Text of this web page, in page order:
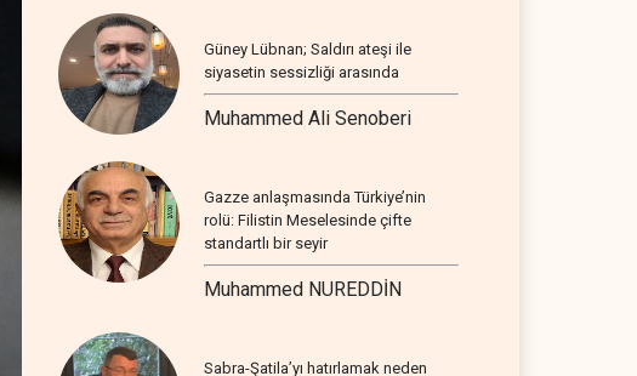
Güney Lübnan; Saldırı ateşi ile
siyasetin sessizliği arasında
Muhammed Ali Senoberi
Gazze anlaşmasında Türkiye’nin
rolü: Filistin Meselesinde çifte
standartlı bir seyir
Muhammed NUREDDİN
Sabra-Şatila’yı hatırlamak neden